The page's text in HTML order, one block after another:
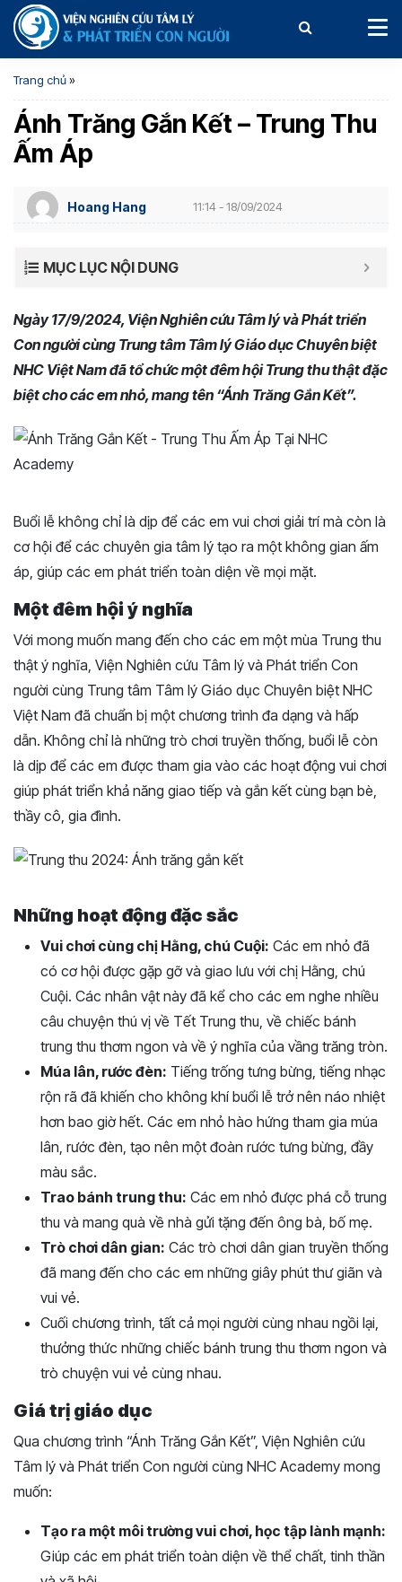
Trang chủ»
Ánh Trăng Gắn Kết – Trung Thu
Ấm Áp
Hoang Hang 11:14 - 18/09/2024
MỤC LỤC NỘI DUNG
Ngày 17/9/2024, Viện Nghiên cứu Tâm lý và Phát triển
Con người cùng Trung tâm Tâm lý Giáo dục Chuyên biệt
NHC Việt Nam đã tổ chức một đêm hội Trung thu thật đặc
biệt cho các em nhỏ, mang tên “Ánh Trăng Gắn Kết”.
Buổi lễ không chỉ là dịp để các em vui chơi giải trí mà còn là
cơ hội để các chuyên gia tâm lý tạo ra một không gian ấm
áp, giúp các em phát triển toàn diện về mọi mặt.
Một đêm hội ý nghĩa
Với mong muốn mang đến cho các em một mùa Trung thu
thật ý nghĩa, Viện Nghiên cứu Tâm lý và Phát triển Con
người cùng Trung tâm Tâm lý Giáo dục Chuyên biệt NHC
Việt Nam đã chuẩn bị một chương trình đa dạng và hấp
dẫn. Không chỉ là những trò chơi truyền thống, buổi lễ còn
là dịp để các em được tham gia vào các hoạt động vui chơi
giúp phát triển khả năng giao tiếp và gắn kết cùng bạn bè,
thầy cô, gia đình.
Những hoạt động đặc sắc
Vui chơi cùng chị Hằng, chú Cuội: Các em nhỏ đã
có cơ hội được gặp gỡ và giao lưu với chị Hằng, chú
Cuội. Các nhân vật này đã kể cho các em nghe nhiều
câu chuyện thú vị về Tết Trung thu, về chiếc bánh
trung thu thơm ngon và về ý nghĩa của vầng trăng tròn.
Múa lân, rước đèn: Tiếng trống tưng bừng, tiếng nhạc
rộn rã đã khiến cho không khí buổi lễ trở nên náo nhiệt
hơn bao giờ hết. Các em nhỏ hào hứng tham gia múa
lân, rước đèn, tạo nên một đoàn rước tưng bừng, đầy
màu sắc.
Trao bánh trung thu: Các em nhỏ được phá cỗ trung
thu và mang quà về nhà gửi tặng đến ông bà, bố mẹ.
Trò chơi dân gian: Các trò chơi dân gian truyền thống
đã mang đến cho các em những giây phút thư giãn và
vui vẻ.
Cuối chương trình, tất cả mọi người cùng nhau ngồi lại,
thưởng thức những chiếc bánh trung thu thơm ngon và
trò chuyện vui vẻ cùng nhau.
Giá trị giáo dục
Qua chương trình “Ánh Trăng Gắn Kết”, Viện Nghiên cứu
Tâm lý và Phát triển Con người cùng NHC Academy mong
muốn:
Tạo ra một môi trường vui chơi, học tập lành mạnh:
Giúp các em phát triển toàn diện về thể chất, tinh thần